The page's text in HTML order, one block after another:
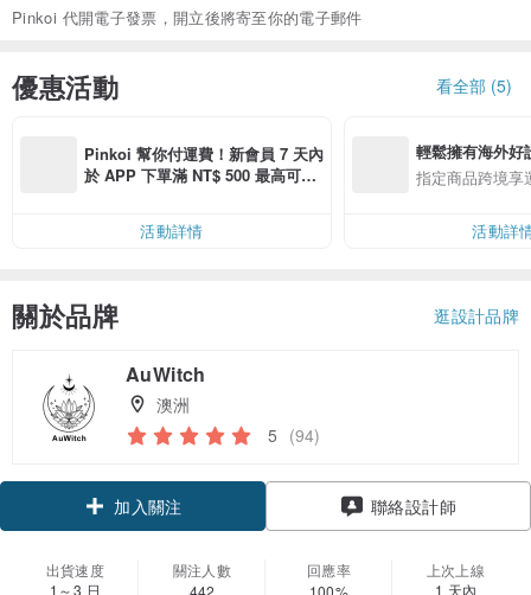
Pinkoi 代開電子發票，開立後將寄至你的電子郵件
優惠活動 看全部 (5)
Pinkoi 幫你付運費！新會員 7 天內
於 APP 下單滿 NT$ 500 最高可折
活動詳情
輕鬆擁有海外好
指定商品跨境享
活動詳
關於品牌 逛設計品牌
AuWitch
澳洲
5 (94)
加入關注 聯絡設計師
出貨速度
1～3 日
關注人數
回應率
上次上線
1 天內